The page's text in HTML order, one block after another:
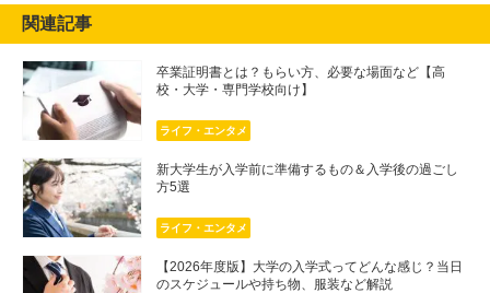
関連記事
卒業証明書とは？もらい方、必要な場面など【高
校・大学・専門学校向け】
ライフ・エンタメ
新大学生が入学前に準備するもの＆入学後の過ごし
方5選
ライフ・エンタメ
【2026年度版】大学の入学式ってどんな感じ？当日
のスケジュールや持ち物、服装など解説